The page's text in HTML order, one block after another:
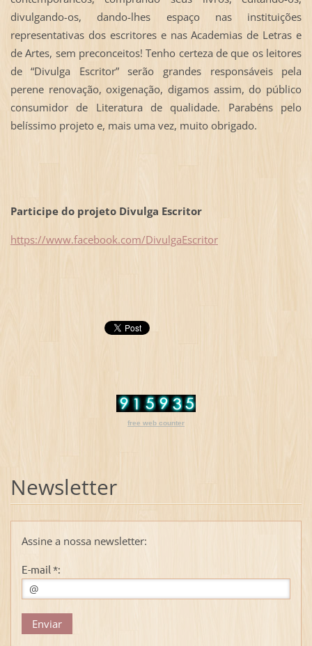
divulgando-os, dando-lhes espaço nas instituições
representativas dos escritores e nas Academias de Letras e
de Artes, sem preconceitos! Tenho certeza de que os leitores
de “Divulga Escritor” serão grandes responsáveis pela
perene renovação, oxigenação, digamos assim, do público
consumidor de Literatura de qualidade. Parabéns pelo
belíssimo projeto e, mais uma vez, muito obrigado.
Participe do projeto Divulga Escritor
https://www.facebook.com/DivulgaEscritor
free web counter
Newsletter
Assine a nossa newsletter:
E-mail *: